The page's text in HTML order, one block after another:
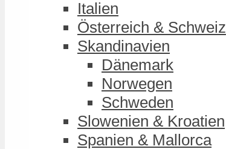
Italien
Österreich & Schweiz
Skandinavien
Dänemark
Norwegen
Schweden
Slowenien & Kroatien
Spanien & Mallorca